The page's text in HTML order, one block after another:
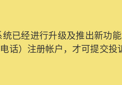
已经进行升级及推出新功能
话）注册帐户，才可提交投